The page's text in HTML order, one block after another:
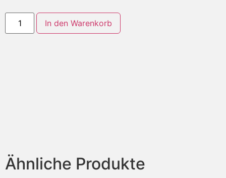
In den Warenkorb
Ähnliche Produkte